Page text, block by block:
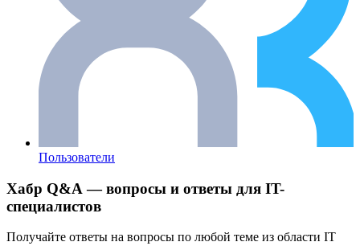
Пользователи
Хабр Q&A — вопросы и ответы для IT-
специалистов
Получайте ответы на вопросы по любой теме из области IT